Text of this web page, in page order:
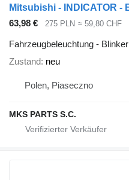
63,98 € 275 PLN ≈ 59,80 CHF
Fahrzeugbeleuchtung - Blinker
Zustand neu
Polen, Piaseczno
MKS PARTS S.C.